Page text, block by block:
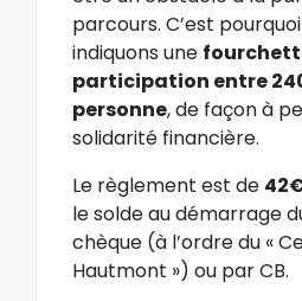
parcours. C’est
indiquons une
participation entre
personne, de façon à
solidarité financière.
Le règlement est de
le solde au démarrage
chèque (à l’ordre du «
Hautmont ») ou par CB.